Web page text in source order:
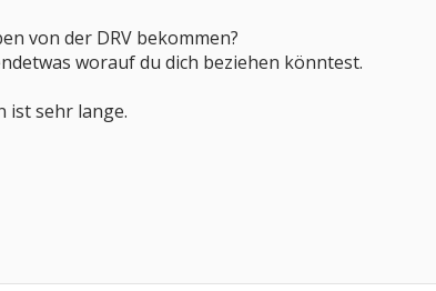
von der DRV bekommen?
worauf du dich beziehen könntest.
ist sehr lange.